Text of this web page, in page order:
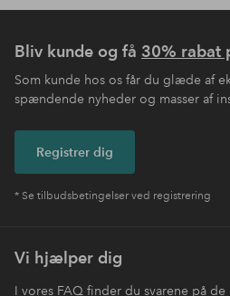
Bliv kunde og få 30% rabat
Som kunde hos os får du glæde af
spændende nyheder og masser af
Registrer dig
* Se tilbudsbetingelser ved registrering
Vi hjælper dig
I vores FAQ finder du svarene på